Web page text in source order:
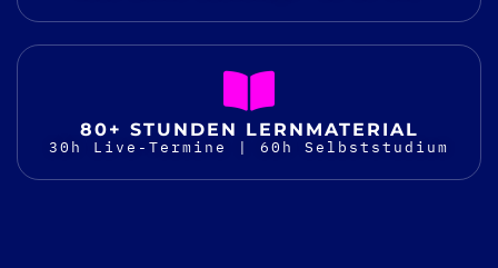
80+ STUNDEN LERNMATERIAL
30h Live-Termine | 60h Selbststudium